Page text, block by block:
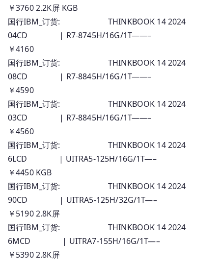
￥3760 2.2K屏 KGB
国行IBM_订货: THINKBOOK 14 2024
04CD | R7-8745H/16G/1T——–
￥4160
国行IBM_订货: THINKBOOK 14 2024
08CD | R7-8845H/16G/1T——–
￥4590
国行IBM_订货: THINKBOOK 14 2024
03CD | R7-8845H/16G/1T——–
￥4560
国行IBM_订货: THINKBOOK 14 2024
6LCD | UITRA5-125H/16G/1T—–
￥4450 KGB
国行IBM_订货: THINKBOOK 14 2024
90CD | UITRA5-125H/32G/1T—–
￥5190 2.8K屏
国行IBM_订货: THINKBOOK 14 2024
6MCD | UITRA7-155H/16G/1T—–
￥5390 2.8K屏